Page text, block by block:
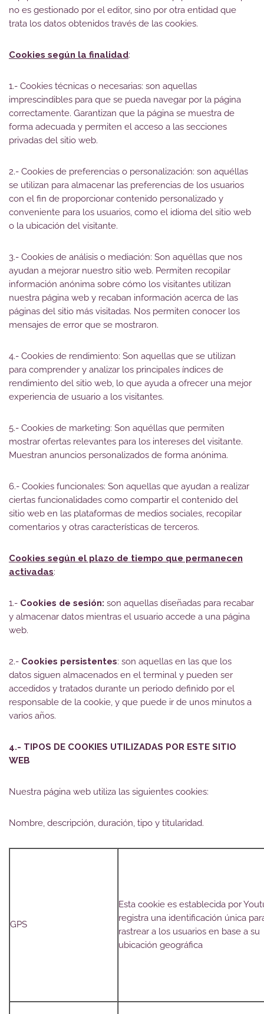
no es gestionado por el editor, sino por otra entidad que
trata los datos obtenidos través de las cookies.
Cookies según la finalidad:
1.- Cookies técnicas o necesarias: son aquellas
imprescindibles para que se pueda navegar por la página
correctamente. Garantizan que la página se muestra de
forma adecuada y permiten el acceso a las secciones
privadas del sitio web.
2.- Cookies de preferencias o personalización: son aquéllas
se utilizan para almacenar las preferencias de los usuarios
con el fin de proporcionar contenido personalizado y
conveniente para los usuarios, como el idioma del sitio web
o la ubicación del visitante.
3.- Cookies de análisis o mediación: Son aquéllas que nos
ayudan a mejorar nuestro sitio web. Permiten recopilar
información anónima sobre cómo los visitantes utilizan
nuestra página web y recaban información acerca de las
páginas del sitio más visitadas. Nos permiten conocer los
mensajes de error que se mostraron.
4.- Cookies de rendimiento: Son aquellas que se utilizan
para comprender y analizar los principales índices de
rendimiento del sitio web, lo que ayuda a ofrecer una mejor
experiencia de usuario a los visitantes.
5.- Cookies de marketing: Son aquéllas que permiten
mostrar ofertas relevantes para los intereses del visitante.
Muestran anuncios personalizados de forma anónima.
6.- Cookies funcionales: Son aquellas que ayudan a realizar
ciertas funcionalidades como compartir el contenido del
sitio web en las plataformas de medios sociales, recopilar
comentarios y otras características de terceros.
Cookies según el plazo de tiempo que permanecen
activadas:
1.- Cookies de sesión: son aquellas diseñadas para recabar
y almacenar datos mientras el usuario accede a una página
web.
2.- Cookies persistentes: son aquellas en las que los
datos siguen almacenados en el terminal y pueden ser
accedidos y tratados durante un periodo definido por el
responsable de la cookie, y que puede ir de unos minutos a
varios años.
4.- TIPOS DE COOKIES UTILIZADAS POR ESTE SITIO
WEB
Nuestra página web utiliza las siguientes cookies:
Nombre, descripción, duración, tipo y titularidad.
GPS
Esta cookie es establecida por
registra una identificación única
rastrear a los usuarios en base a su
ubicación geográfica